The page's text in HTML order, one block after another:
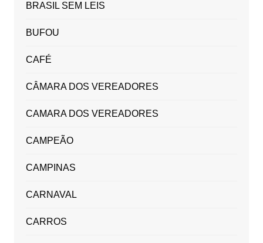
BRASIL SEM LEIS
BUFOU
CAFÉ
CÂMARA DOS VEREADORES
CAMARA DOS VEREADORES
CAMPEÃO
CAMPINAS
CARNAVAL
CARROS